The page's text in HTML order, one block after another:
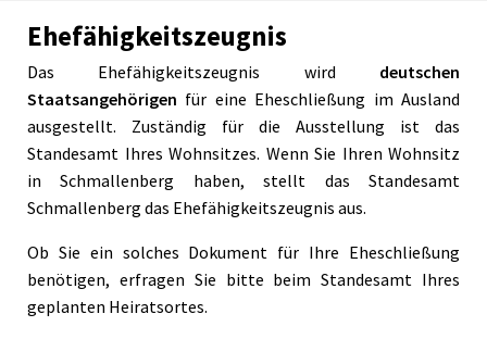
Tourismus
Freizeit & Kultur
Wirtschaft
Ehefähigkeitszeugnis
Das Ehefähigkeitszeugnis wird deutschen
Staatsangehörigen für eine Eheschließung im Ausland
ausgestellt. Zuständig für die Ausstellung ist das
Standesamt Ihres Wohnsitzes. Wenn Sie Ihren Wohnsitz
in Schmallenberg haben, stellt das Standesamt
Schmallenberg das Ehefähigkeitszeugnis aus.
Ob Sie ein solches Dokument für Ihre Eheschließung
benötigen, erfragen Sie bitte beim Standesamt Ihres
geplanten Heiratsortes.